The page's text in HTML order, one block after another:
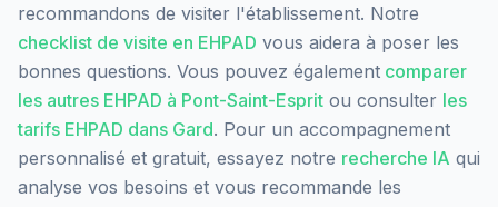
recommandons de visiter l'établissement. Notre
checklist de visite en EHPAD vous aidera à poser les
bonnes questions. Vous pouvez également comparer
les autres EHPAD à Pont-Saint-Esprit ou consulter les
tarifs EHPAD dans Gard. Pour un accompagnement
personnalisé et gratuit, essayez notre recherche IA qui
analyse vos besoins et vous recommande les